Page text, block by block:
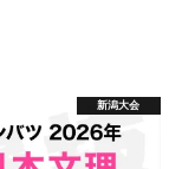
新潟大会